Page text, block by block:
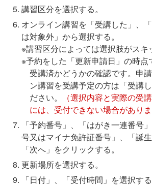
講習区分を選択する。
オンライン講習を「受講した」、
は対象外」から選択する。
※講習区分によっては選択肢がスキ
※予約をした「更新申請日」の時点
受講済かどうかの確認です。申
ン講習を受講予定の方は「受講
ださい。
（選択内容と実際の受
には、受付できない場合がありま
「予約番号」、「はがき一連番号
号又はマイナ免許証番号」、「誕生
「次へ」をクリックする。
更新場所を選択する。
「日付」、「受付時間」を選択する